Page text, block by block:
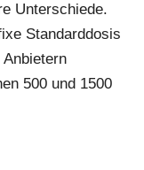
Unterschiede.
Standarddosis
500 und 1500